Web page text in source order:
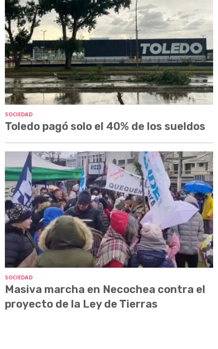
SOCIEDAD
Toledo pagó solo el 40% de los sueldos
SOCIEDAD
Masiva marcha en Necochea contra el
proyecto de la Ley de Tierras